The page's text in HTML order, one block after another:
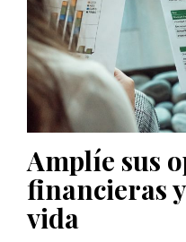
Amplíe sus
financieras
vida